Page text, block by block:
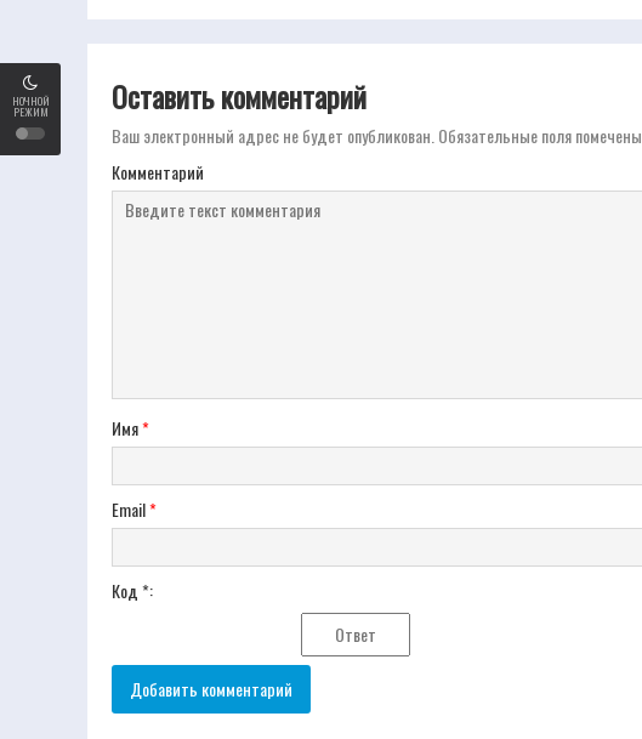
НОЧНОЙ
РЕЖИМ Оставить комментарий
Ваш электронный адрес не будет опубликован. Обязательные поля помечены
Комментарий
Имя*
Email*
Код *: